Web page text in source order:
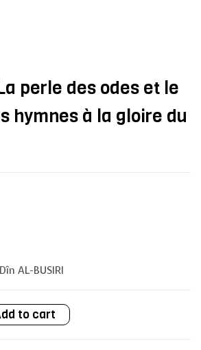
perle des odes et le
hymnes à la gloire du
AL-BUSIRI
to cart